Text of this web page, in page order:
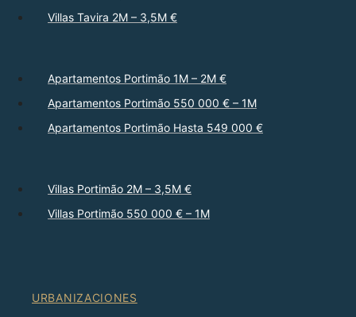
Villas Tavira 2M – 3,5M €
Apartamentos Portimão 1M – 2M €
Apartamentos Portimão 550 000 € – 1M
Apartamentos Portimão Hasta 549 000 €
Villas Portimão 2M – 3,5M €
Villas Portimão 550 000 € – 1M
URBANIZACIONES